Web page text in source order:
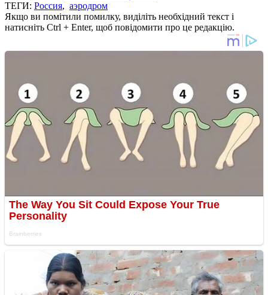
ТЕГИ: Россия, аэродром
Якщо ви помітили помилку, виділіть необхідний текст і
натисніть Ctrl + Enter, щоб повідомити про це редакцію.